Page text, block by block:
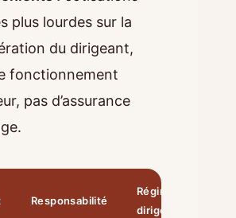
plus lourdes sur la
du dirigeant,
fonctionnement
pas d’assurance
Responsabilité
Régime social
dirigeant